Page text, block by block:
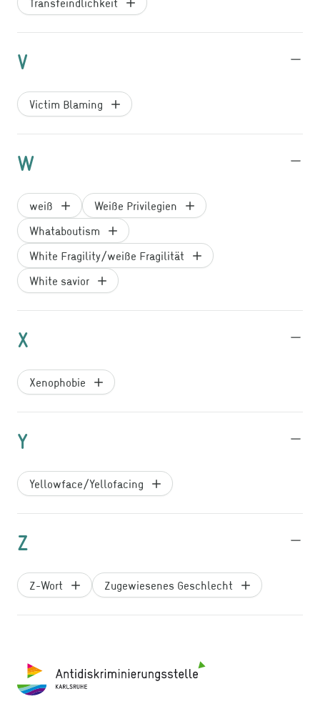
V
Victim Blaming
W
weiß
Weiße Privilegien
Whataboutism
White Fragility/weiße Fragilität
White savior
X
Xenophobie
Y
Yellowface/Yellofacing
Z
Z-Wort Zugewiesenes Geschlecht